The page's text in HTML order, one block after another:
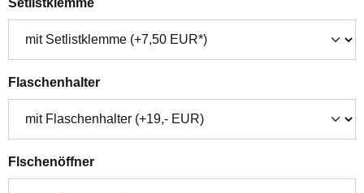
Setlistklemme
Flaschenhalterauswählen
Flschenöffnerauswählen